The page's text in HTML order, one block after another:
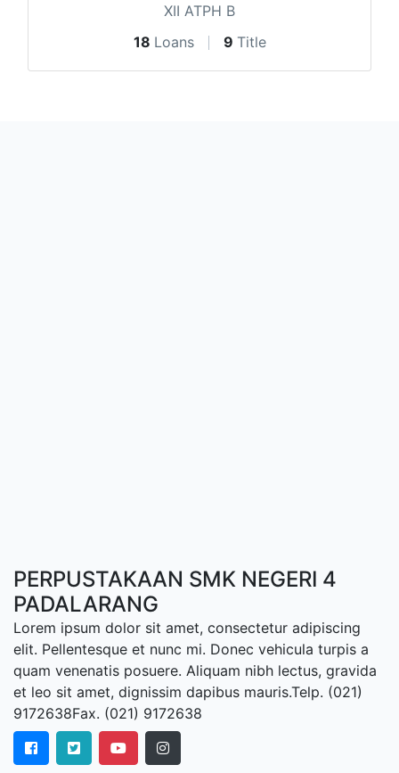
XII ATPH B
18 Loans 9 Title
PERPUSTAKAAN SMK NEGERI 4
PADALARANG
Lorem ipsum dolor sit amet, consectetur adipiscing
elit. Pellentesque et nunc mi. Donec vehicula turpis a
quam venenatis posuere. Aliquam nibh lectus, gravida
et leo sit amet, dignissim dapibus mauris.Telp. (021)
9172638Fax. (021) 9172638